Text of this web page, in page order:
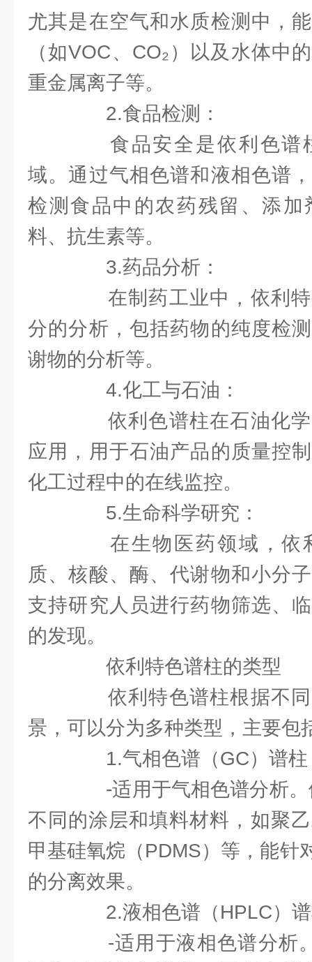
尤其是在空气和水质检测中，
（如VOC、CO₂）以及水体中
重金属离子等。
2.食品检测：
食品安全是依利色谱
域。通过气相色谱和液相色谱
检测食品中的农药残留、添加
料、抗生素等。
3.药品分析：
在制药工业中，依利特
分的分析，包括药物的纯度检
谢物的分析等。
4.化工与石油：
依利色谱柱在石油化学
应用，用于石油产品的质量控
化工过程中的在线监控。
5.生命科学研究：
在生物医药领域，依
质、核酸、酶、代谢物和小分
支持研究人员进行药物筛选、
的发现。
依利特色谱柱的类型
依利特色谱柱根据不同
景，可以分为多种类型，主要包
1.气相色谱（GC）谱柱
-适用于气相色谱分析。
不同的涂层和填料材料，如聚
甲基硅氧烷（PDMS）等，能针
的分离效果。
2.液相色谱（HPLC）谱
-适用于液相色谱分析